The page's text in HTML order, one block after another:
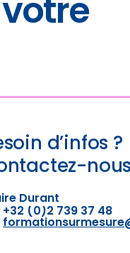
d’infos ?
Durant
+32 (0)2 739 37 48